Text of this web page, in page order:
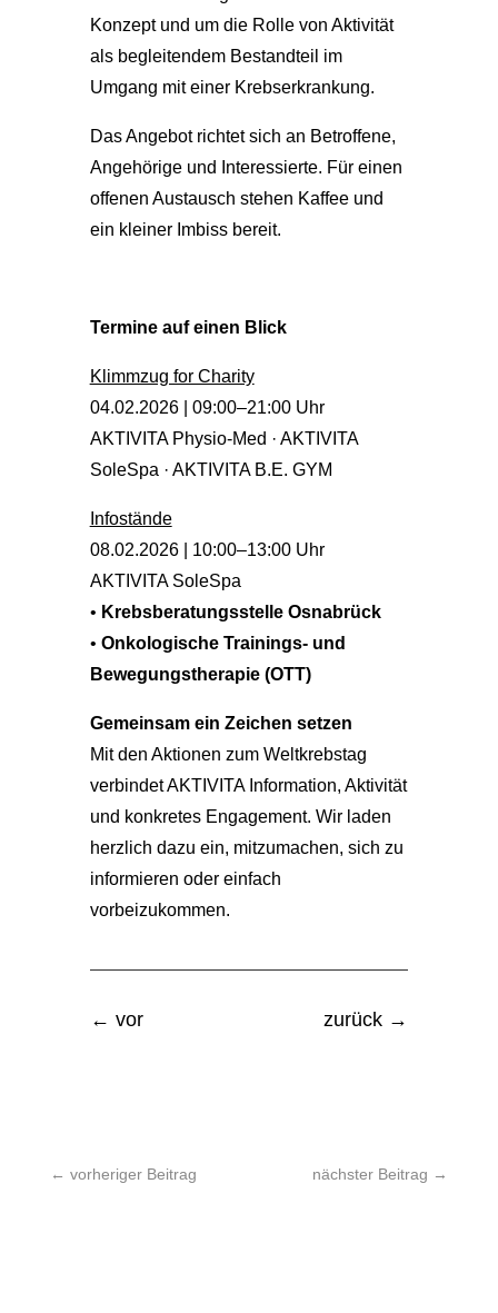
Konzept und um die Rolle von Aktivität
als begleitendem Bestandteil im
Umgang mit einer Krebserkrankung.
Das Angebot richtet sich an Betroffene,
Angehörige und Interessierte. Für einen
offenen Austausch stehen Kaffee und
ein kleiner Imbiss bereit.
Termine auf einen Blick
Klimmzug for Charity
04.02.2026 | 09:00–21:00 Uhr
AKTIVITA Physio-Med · AKTIVITA
SoleSpa · AKTIVITA B.E. GYM
Infostände
08.02.2026 | 10:00–13:00 Uhr
AKTIVITA SoleSpa
• Krebsberatungsstelle Osnabrück
• Onkologische Trainings- und
Bewegungstherapie (OTT)
Gemeinsam ein Zeichen setzen
Mit den Aktionen zum Weltkrebstag
verbindet AKTIVITA Information, Aktivität
und konkretes Engagement. Wir laden
herzlich dazu ein, mitzumachen, sich zu
informieren oder einfach
vorbeizukommen.
← vor zurück →
← vorheriger Beitrag nächster Beitrag →